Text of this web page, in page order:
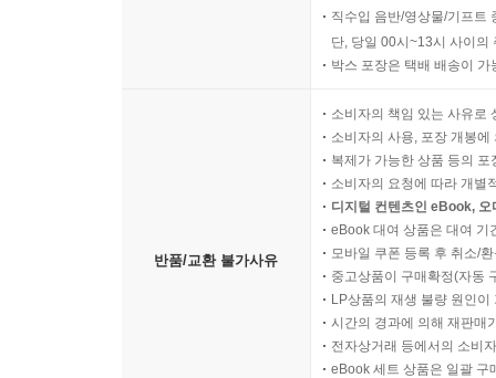
직수입 음반/영상물/기프트
단, 당일 00시~13시 사이의
박스 포장은 택배 배송이
반품/교환 불가사유
소비자의 책임 있는 사유로
소비자의 사용, 포장 개봉
복제가 가능한 상품 등의
소비자의 요청에 따라 개별
디지털 컨텐츠인 eBook,
eBook 대여 상품은 대여 기
모바일 쿠폰 등록 후 취소/
중고상품이 구매확정(자동
LP상품의 재생 불량 원인
시간의 경과에 의해 재판매
전자상거래 등에서의 소비
eBook 세트 상품은 일괄 구